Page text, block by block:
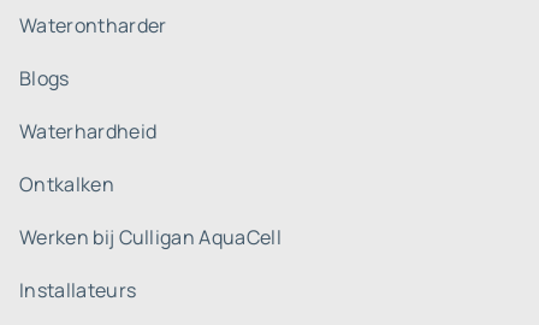
Waterontharder
Blogs
Waterhardheid
Ontkalken
Werken bij Culligan AquaCell
Installateurs